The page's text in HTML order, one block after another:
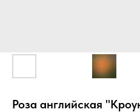
Роза английская